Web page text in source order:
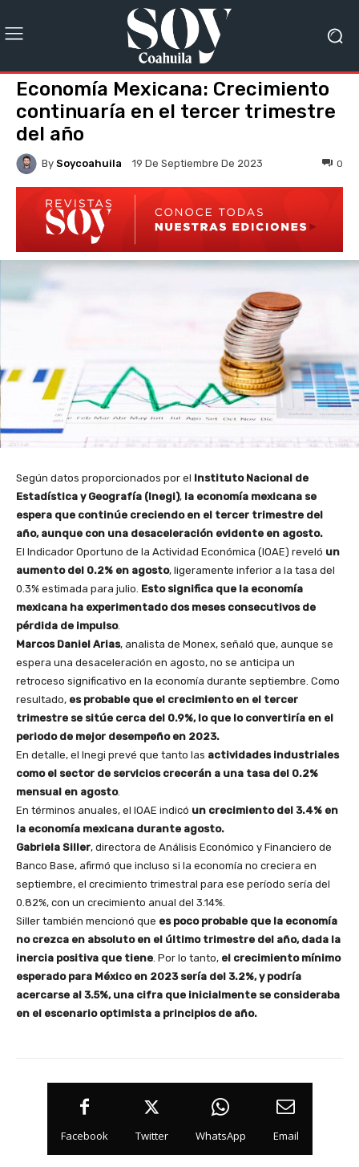
Economía Mexicana: Crecimiento
continuaría en el tercer trimestre
del año
By Soycoahuila 19 De Septiembre De 2023 0
Según datos proporcionados por el Instituto Nacional de
Estadística y Geografía (Inegi), la economía mexicana se
espera que continúe creciendo en el tercer trimestre del
año, aunque con una desaceleración evidente en agosto.
El Indicador Oportuno de la Actividad Económica (IOAE) reveló un
aumento del 0.2% en agosto, ligeramente inferior a la tasa del
0.3% estimada para julio. Esto significa que la economía
mexicana ha experimentado dos meses consecutivos de
pérdida de impulso.
Marcos Daniel Arias, analista de Monex, señaló que, aunque se
espera una desaceleración en agosto, no se anticipa un
retroceso significativo en la economía durante septiembre. Como
resultado, es probable que el crecimiento en el tercer
trimestre se sitúe cerca del 0.9%, lo que lo convertiría en el
periodo de mejor desempeño en 2023.
En detalle, el Inegi prevé que tanto las actividades industriales
como el sector de servicios crecerán a una tasa del 0.2%
mensual en agosto.
En términos anuales, el IOAE indicó un crecimiento del 3.4% en
la economía mexicana durante agosto.
Gabriela Siller, directora de Análisis Económico y Financiero de
Banco Base, afirmó que incluso si la economía no creciera en
septiembre, el crecimiento trimestral para ese período sería del
0.82%, con un crecimiento anual del 3.14%.
Siller también mencionó que es poco probable que la economía
no crezca en absoluto en el último trimestre del año, dada la
inercia positiva que tiene. Por lo tanto, el crecimiento mínimo
esperado para México en 2023 sería del 3.2%, y podría
acercarse al 3.5%, una cifra que inicialmente se consideraba
en el escenario optimista a principios de año.
Facebook Twitter WhatsApp Email